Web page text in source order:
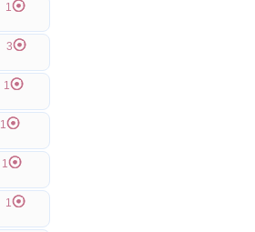
1
3
1
1
1
1